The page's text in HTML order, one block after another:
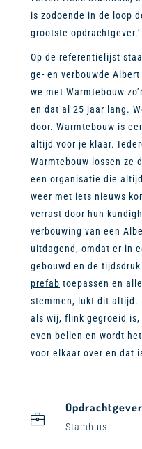
is zodoende in de loop
grootste opdrachtgever.’
Op de referentielijst
ge- en verbouwde
we met Warmtebouw
en dat al 25 jaar lang.
door. Warmtebouw is
altijd voor je klaar.
Warmtebouw lossen ze
een organisatie die
weer met iets nieuws
verrast door hun
verbouwing van een
uitdagend, omdat er in
gebouwd en de
prefab toepassen en
stemmen, lukt dit altijd.
als wij, flink gegroeid
even bellen en wordt
voor elkaar over en dat
Opdrachtgever
Stamhuis